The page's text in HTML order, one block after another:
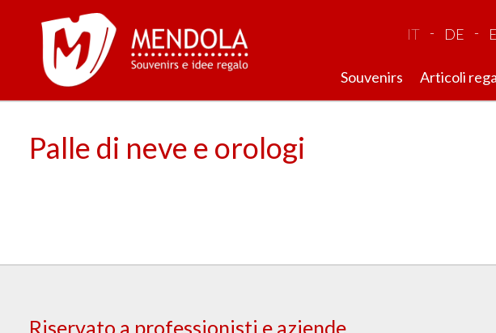
IT - DE -
Souvenirs Articoli
Palle di neve e orologi
Riservato a professionisti e aziende